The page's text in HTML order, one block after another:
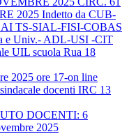
2025 Indetto da CUB-
TS-SIAL-FISI-COBAS
e Univ.- ADL-USI -CIT
UIL scuola Rua 18
2025 ore 17-on line
docenti IRC 13
DOCENTI: 6
2025